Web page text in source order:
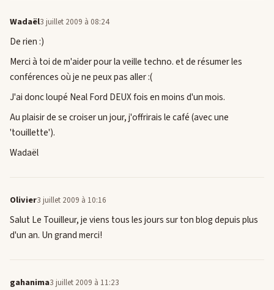
Wadaël3 juillet 2009 à 08:24
De rien :)
Merci à toi de m'aider pour la veille techno. et de résumer les
conférences où je ne peux pas aller :(
J'ai donc loupé Neal Ford DEUX fois en moins d'un mois.
Au plaisir de se croiser un jour, j'offrirais le café (avec une
'touillette').
Wadaël
Olivier3 juillet 2009 à 10:16
Salut Le Touilleur, je viens tous les jours sur ton blog depuis plus
d'un an. Un grand merci!
gahanima3 juillet 2009 à 11:23